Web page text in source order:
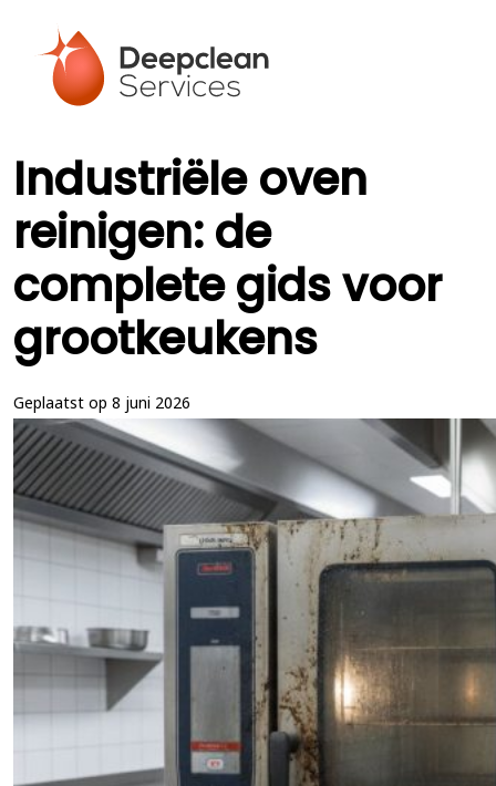
Industriële oven
reinigen: de
complete gids voor
grootkeukens
Geplaatst op 8 juni 2026